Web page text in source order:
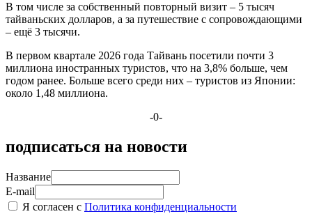
В том числе за собственный повторный визит – 5 тысяч
тайваньских долларов, а за путешествие с сопровождающими
– ещё 3 тысячи.
В первом квартале 2026 года Тайвань посетили почти 3
миллиона иностранных туристов, что на 3,8% больше, чем
годом ранее. Больше всего среди них – туристов из Японии:
около 1,48 миллиона.
-0-
подписаться на новости
Название
E-mail
Я согласен с Политика конфиденциальности